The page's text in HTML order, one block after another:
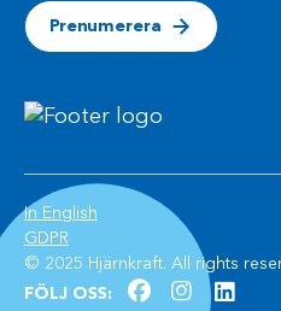
Prenumerera
© 2025 Hjärnkraft. All rights
GDPR (Öppnas i ett nytt fönster)
In English (Öppnas i ett nytt
FÖLJ OSS: facebook